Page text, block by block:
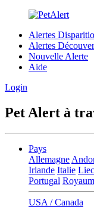
Alertes
Alertes
Nouvelle Alerte
Aide
Login
Pet Alert à
Pays
Allemagne
Irlande Italie
Portugal
USA / Canada